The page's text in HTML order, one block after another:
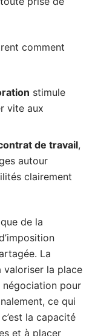
comment
stimule
vite aux
de travail,
autour
clairement
de la
La
valoriser la place
négociation pour
ce qui
la capacité
et à placer